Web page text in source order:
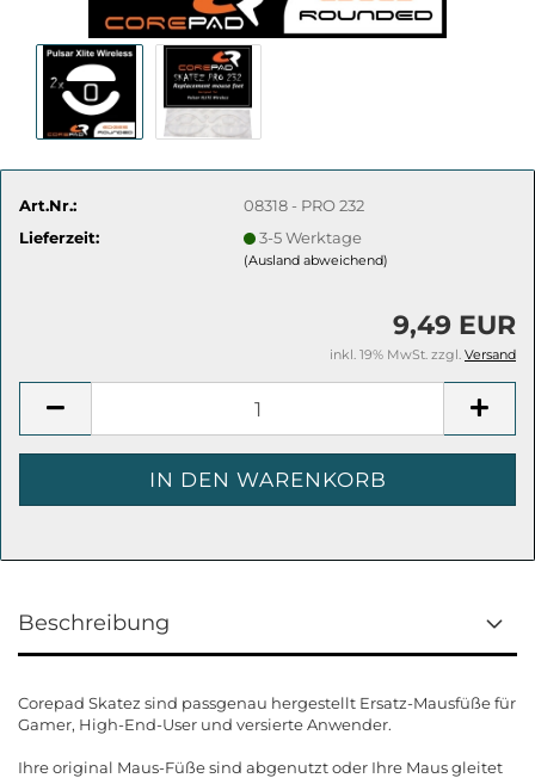
Art.Nr.:
08318 - PRO 232
Lieferzeit:
3-5 Werktage
(Ausland abweichend)
9,49 EUR
inkl. 19% MwSt. zzgl. Versand
Beschreibung
Corepad Skatez sind passgenau hergestellt Ersatz-Mausfüße für
Gamer, High-End-User und versierte Anwender.
Ihre original Maus-Füße sind abgenutzt oder Ihre Maus gleitet